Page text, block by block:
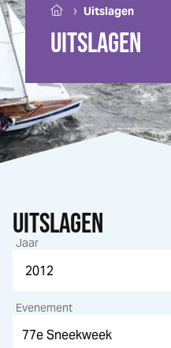
UITSLAGEN
› Uitslagen
UITSLAGEN
Jaar
Evenement